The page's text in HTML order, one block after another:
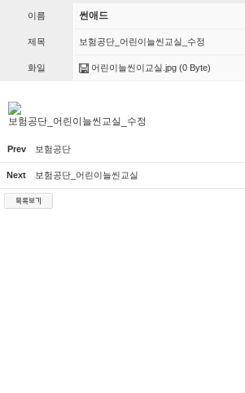
이름 썬애드
제목 보험공단_어린이늘씬교실_수정
화일 어린이늘씬이교실.jpg (0 Byte)
보험공단_어린이늘씬교실_수정
Prev 보험공단
Next 보험공단_어린이늘씬교실